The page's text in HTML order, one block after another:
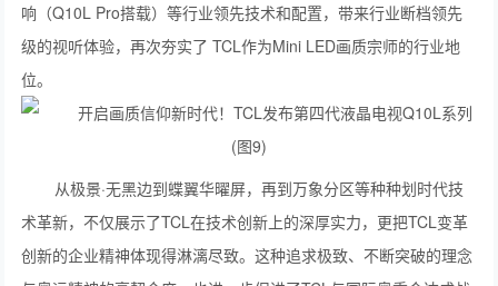
响（Q10L Pro搭载）等行业领先技术和配置，带来行业断档领先
级的视听体验，再次夯实了 TCL作为Mini LED画质宗师的行业地
位。
从极景·无黑边到蝶翼华曜屏，再到万象分区等种种划时代技
术革新，不仅展示了TCL在技术创新上的深厚实力，更把TCL变革
创新的企业精神体现得淋漓尽致。这种追求极致、不断突破的理念